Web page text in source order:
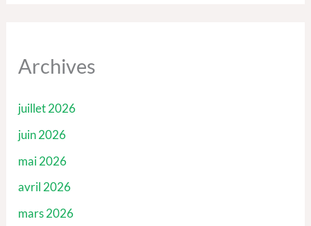
Archives
juillet 2026
juin 2026
mai 2026
avril 2026
mars 2026